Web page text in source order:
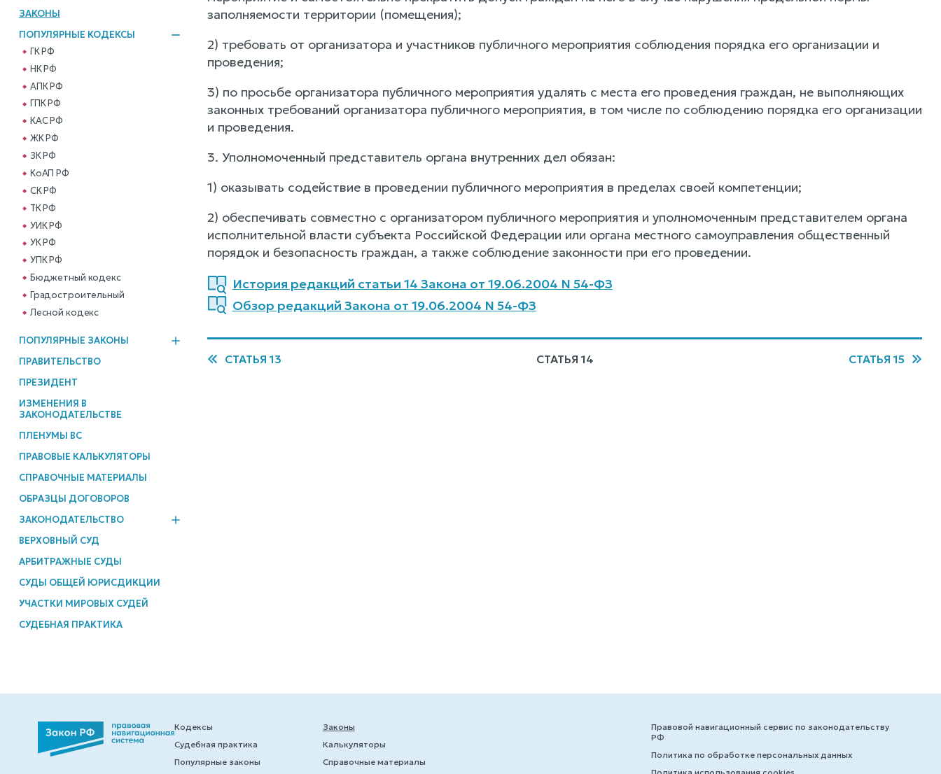
ЗАКОНЫ
ПОПУЛЯРНЫЕ КОДЕКСЫ
ГК РФ
НК РФ
АПК РФ
ГПК РФ
КАС РФ
ЖК РФ
ЗК РФ
КоАП РФ
СК РФ
ТК РФ
УИК РФ
УК РФ
УПК РФ
Бюджетный кодекс
Градостроительный
Лесной кодекс
ПОПУЛЯРНЫЕ ЗАКОНЫ
ПРАВИТЕЛЬСТВО
ПРЕЗИДЕНТ
ИЗМЕНЕНИЯ В
ЗАКОНОДАТЕЛЬСТВЕ
ПЛЕНУМЫ ВС
ПРАВОВЫЕ КАЛЬКУЛЯТОРЫ
СПРАВОЧНЫЕ МАТЕРИАЛЫ
ОБРАЗЦЫ ДОГОВОРОВ
ЗАКОНОДАТЕЛЬСТВО
ВЕРХОВНЫЙ СУД
АРБИТРАЖНЫЕ СУДЫ
СУДЫ ОБЩЕЙ ЮРИСДИКЦИИ
УЧАСТКИ МИРОВЫХ СУДЕЙ
СУДЕБНАЯ ПРАКТИКА
заполняемости территории (помещения);
2) требовать от организатора и участников публичного мероприятия соблюдения порядка его организации и
проведения;
3) по просьбе организатора публичного мероприятия удалять с места его проведения граждан, не выполняющих
законных требований организатора публичного мероприятия, в том числе по соблюдению порядка его организации
и проведения.
3. Уполномоченный представитель органа внутренних дел обязан:
1) оказывать содействие в проведении публичного мероприятия в пределах своей компетенции;
2) обеспечивать совместно с организатором публичного мероприятия и уполномоченным представителем органа
исполнительной власти субъекта Российской Федерации или органа местного самоуправления общественный
порядок и безопасность граждан, а также соблюдение законности при его проведении.
История редакций статьи 14 Закона от 19.06.2004 N 54-ФЗ
Обзор редакций Закона от 19.06.2004 N 54-ФЗ
СТАТЬЯ 13 СТАТЬЯ 14 СТАТЬЯ 15
Кодексы
Судебная практика
Популярные законы
Законы
Калькуляторы
Справочные материалы
Правовой навигационный сервис по законодательству
РФ
Политика по обработке персональных данных